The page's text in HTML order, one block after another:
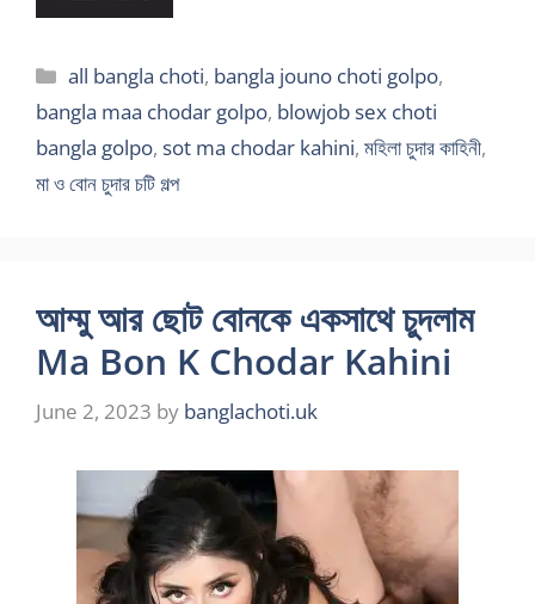
Categories
all bangla choti, bangla jouno choti golpo,
bangla maa chodar golpo, blowjob sex choti
bangla golpo, sot ma chodar kahini, মহিলা চুদার কাহিনী,
মা ও বোন চুদার চটি গল্প
আম্মু আর ছোট বোনকে একসাথে চুদলাম
Ma Bon K Chodar Kahini
June 2, 2023 by banglachoti.uk